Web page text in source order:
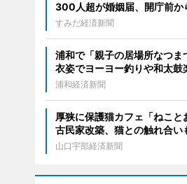
300人超が婚姻届、開庁前か
すみだ経済新聞
浦和で「親子の居場所なつ
衣姿でヨーヨー釣りや和太鼓
浦和経済新聞
厚狭に保護猫カフェ「ねこ
古民家改築、猫との触れ合い
山口宇部経済新聞